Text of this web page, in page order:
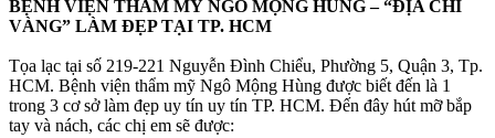
BỆNH VIỆN THẨM MỸ NGÔ MỘNG HÙNG – “ĐỊA CHỈ
VÀNG” LÀM ĐẸP TẠI TP. HCM
Tọa lạc tại số 219-221 Nguyễn Đình Chiểu, Phường 5, Quận 3, Tp.
HCM. Bệnh viện thẩm mỹ Ngô Mộng Hùng được biết đến là 1
trong 3 cơ sở làm đẹp uy tín uy tín TP. HCM. Đến đây hút mỡ bắp
tay và nách, các chị em sẽ được: